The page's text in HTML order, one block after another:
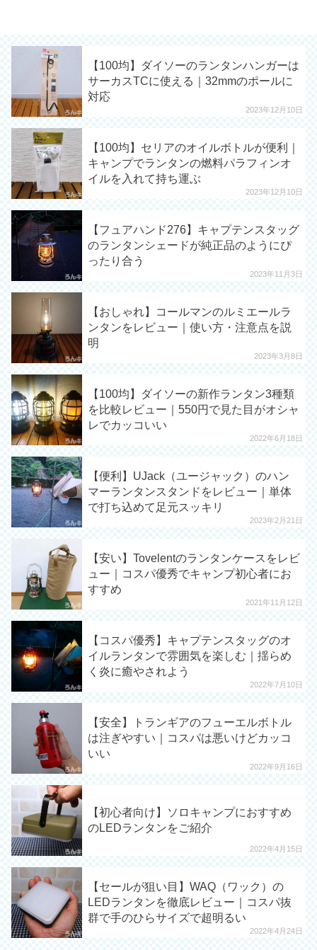
2023年12月10日
【100均】ダイソーのランタンハンガーは
サーカスTCに使える｜32mmのポールに
対応
2023年12月10日
【100均】セリアのオイルボトルが便利｜
キャンプでランタンの燃料パラフィンオ
イルを入れて持ち運ぶ
2023年11月3日
【フュアハンド276】キャプテンスタッグ
のランタンシェードが純正品のようにぴ
ったり合う
2023年3月8日
【おしゃれ】コールマンのルミエールラ
ンタンをレビュー｜使い方・注意点を説
明
2022年6月18日
【100均】ダイソーの新作ランタン3種類
を比較レビュー｜550円で見た目がオシャ
レでカッコいい
2023年2月21日
【便利】UJack（ユージャック）のハン
マーランタンスタンドをレビュー｜単体
で打ち込めて足元スッキリ
2021年11月12日
【安い】Tovelentのランタンケースをレビ
ュー｜コスパ優秀でキャンプ初心者にお
すすめ
2022年7月10日
【コスパ優秀】キャプテンスタッグのオ
イルランタンで雰囲気を楽しむ｜揺らめ
く炎に癒やされよう
2022年9月16日
【安全】トランギアのフューエルボトル
は注ぎやすい｜コスパは悪いけどカッコ
いい
2022年4月15日
【初心者向け】ソロキャンプにおすすめ
のLEDランタンをご紹介
2022年4月24日
【セールが狙い目】WAQ（ワック）の
LEDランタンを徹底レビュー｜コスパ抜
群で手のひらサイズで超明るい